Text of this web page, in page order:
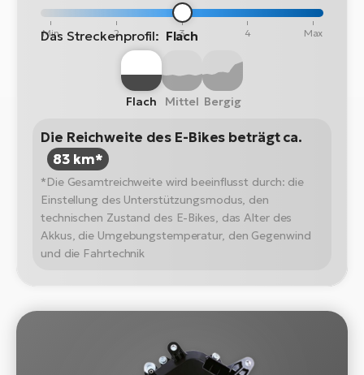
Min 2 3 4 Max
Das Streckenprofil: Flach
Flach Mittel Bergig
Die Reichweite des E-Bikes beträgt ca.
83 km*
*Die Gesamtreichweite wird beeinflusst durch: die
Einstellung des Unterstützungsmodus, den
technischen Zustand des E-Bikes, das Alter des
Akkus, die Umgebungstemperatur, den Gegenwind
und die Fahrtechnik